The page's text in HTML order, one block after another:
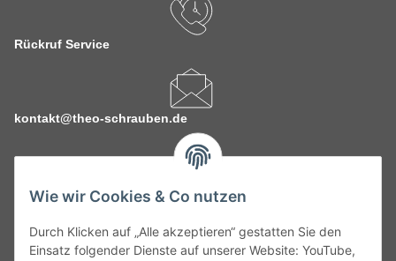
Wie wir Cookies & Co nutzen
Durch Klicken auf „Alle akzeptieren“ gestatten Sie den
Einsatz folgender Dienste auf unserer Website: YouTube,
Rückruf Service
kontakt@theo-schrauben.de
Service